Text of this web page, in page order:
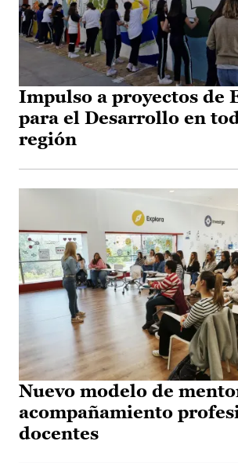
Impulso a proyectos de
para el Desarrollo en
región
Nuevo modelo de
acompañamiento
docentes